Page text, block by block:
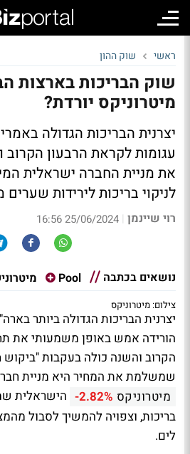
ראשי שוק ההון
שוק הבריכות בארצות
מיטרוניקס יורדת?
יצרנית הבריכות הגדולה
עגומות לקראת הרבעון
את מניית החברה ישראלית
לניקוי בריכות לירידות
רוי שיינמן |
25/06/2024 16:56
נושאים בכתבה Pool
צילום: מיטרוניקס
הורידה אמש באופן משמעותי את
הקרוב והשנה כולה בעקבות
שמשלמת את המחיר היא מניית
מיטרוניקס -2.82% הישראלית
בריכות, וצפויה להמשיך לסבול
לים.